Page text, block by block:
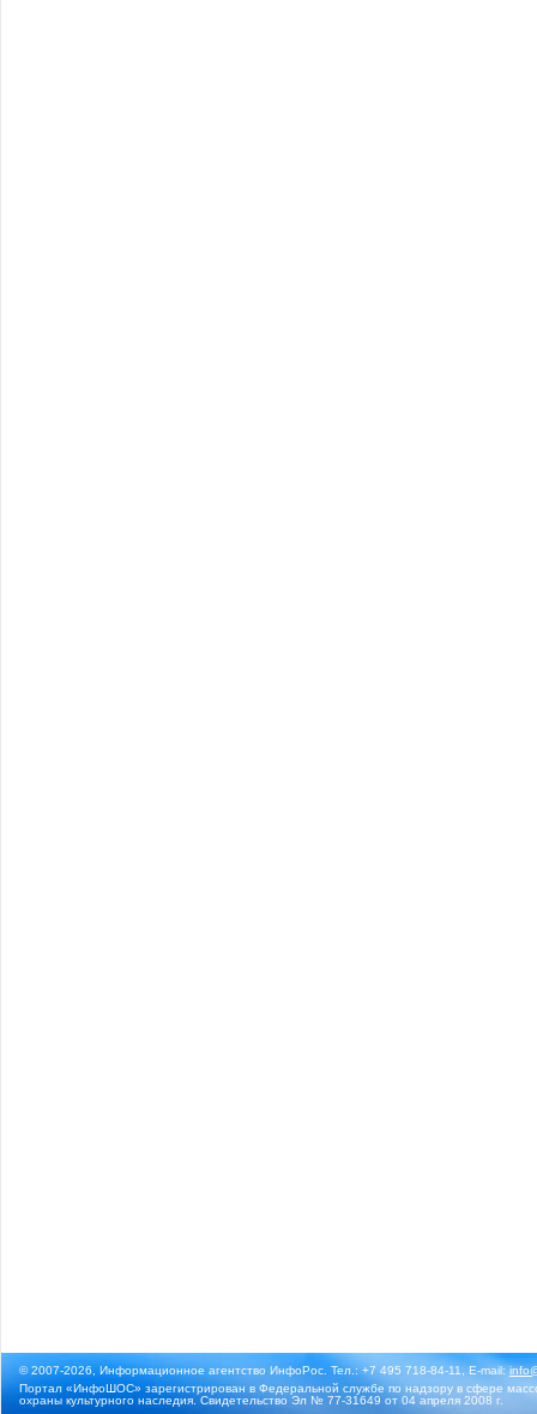
© 2007-2026, Информационное агентство ИнфоРос. Тел.: +7 495 718-84-11, E-mail:
Портал «ИнфоШОС» зарегистрирован в Федеральной службе по надзору в сфере
охраны культурного наследия. Свидетельство Эл № 77-31649 от 04 апреля 2008 г.